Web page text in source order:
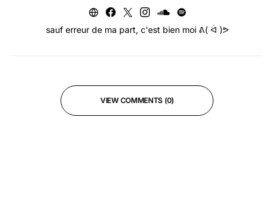
sauf erreur de ma part, c'est bien moi ᕕ( ᐛ )ᕗ
VIEW COMMENTS (0)